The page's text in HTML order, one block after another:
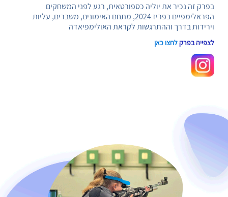
בפרק זה נכיר את יוליה כספורטאית, רגע לפני המשחקים
הפראלימפיים בפריז 2024, מתחם האימונים, משברים, עליות
וירידות בדרך וההתרגשות לקראת האולימפיאדה
לצפייה בפרקלחצו כאן